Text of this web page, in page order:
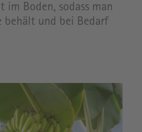
Boden, sodass man
behält und bei Bedarf